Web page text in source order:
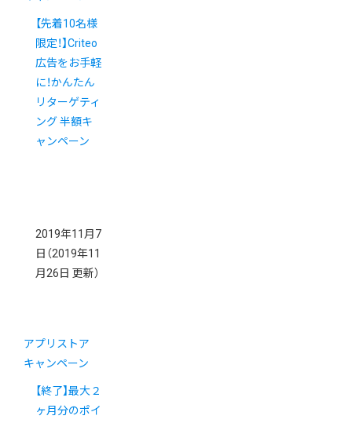
【先着10名様
限定！】Criteo
広告をお手軽
に！かんたん
リターゲティ
ング 半額キ
ャンペーン
2019年11月7
日 （2019年11
月26日 更新）
アプリストア
キャンペーン
【終了】最大２
ヶ月分のポイ